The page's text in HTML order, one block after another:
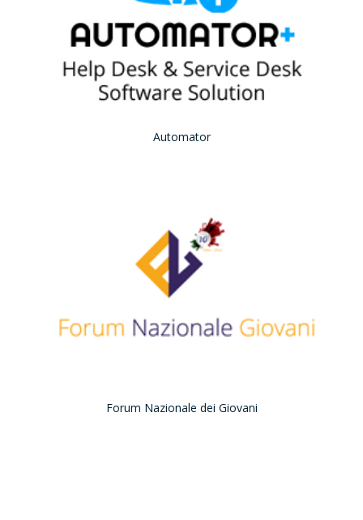
Automator
Forum Nazionale dei Giovani